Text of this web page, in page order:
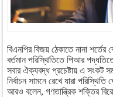
বিএনপির বিজয় ঠেকাতে নানা
বর্তমান পরিস্থিতিতে পিআর
সবার ঐক্যবদ্ধ প্রচেষ্টায় এ সংকট
নির্বাচন সামনে রেখে যারা
আরও বলেন, গণতান্ত্রিক শক্তির